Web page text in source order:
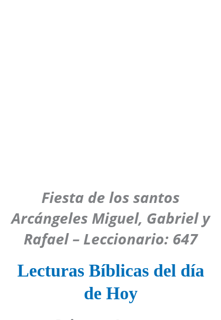
Fiesta de los santos
Arcángeles Miguel, Gabriel y
Rafael – Leccionario: 647
Lecturas Bíblicas del día
de Hoy